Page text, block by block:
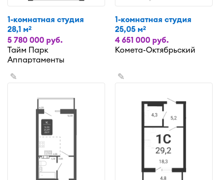
1-комнатная студия
28,1 м2
5 780 000 руб.
Тайм Парк
Аппартаменты
1-комнатная студия
25,05 м2
4 651 000 руб.
Комета-Октябрьский
✎ ✎